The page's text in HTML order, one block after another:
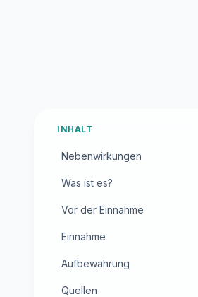
INHALT
Nebenwirkungen
Was ist es?
Vor der Einnahme
Einnahme
Aufbewahrung
Quellen